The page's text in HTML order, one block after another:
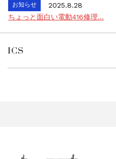
お知らせ
2025.8.28
ちょっと面白い電動416修理...
お知らせ
ICS